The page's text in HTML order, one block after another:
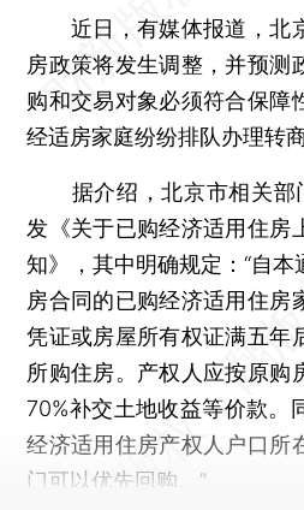
近日，有媒体报道，北
房政策将发生调整，并预测
购和交易对象必须符合保障
经适房家庭纷纷排队办理转商
据介绍，北京市相关部
发《关于已购经济适用住房
知》，其中明确规定：“自
房合同的已购经济适用住房
凭证或房屋所有权证满五年
所购住房。产权人应按原购
70%补交土地收益等价款。
经济适用住房产权人户口所
门可以优先回购。”